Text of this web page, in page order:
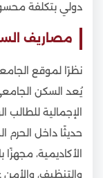
دولي بتكلفة
مصاريف
نظرًا لموقع
يُعد السكن
الإجمالية للطالب
حديثًا داخل الحرم
الأكاديمية،
والتنظيف،